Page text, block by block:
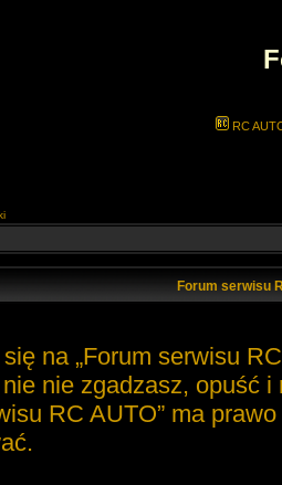
RC
Forum serwisu
na „Forum serwisu
nie zgadzasz, opuść i
RC AUTO” ma